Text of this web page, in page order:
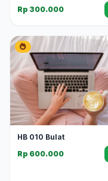
Rp 300.000
HB 010 Bulat
Rp 600.000